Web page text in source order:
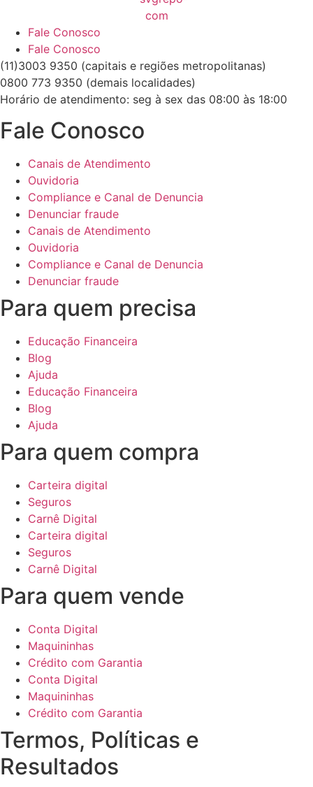
Fale Conosco
Fale Conosco
(11)3003 9350 (capitais e regiões metropolitanas)
0800 773 9350 (demais localidades)
Horário de atendimento: seg à sex das 08:00 às 18:00
Fale Conosco
Canais de Atendimento
Ouvidoria
Compliance e Canal de Denuncia
Denunciar fraude
Canais de Atendimento
Ouvidoria
Compliance e Canal de Denuncia
Denunciar fraude
Para quem precisa
Educação Financeira
Blog
Ajuda
Educação Financeira
Blog
Ajuda
Para quem compra
Carteira digital
Seguros
Carnê Digital
Carteira digital
Seguros
Carnê Digital
Para quem vende
Conta Digital
Maquininhas
Crédito com Garantia
Conta Digital
Maquininhas
Crédito com Garantia
Termos, Políticas e
Resultados